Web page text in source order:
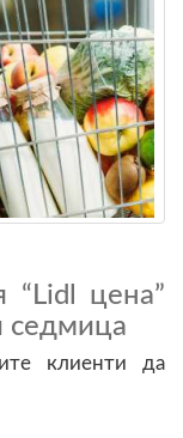
“Lidl цена”
седмица
клиенти да